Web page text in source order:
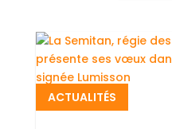
ACTUALITÉS